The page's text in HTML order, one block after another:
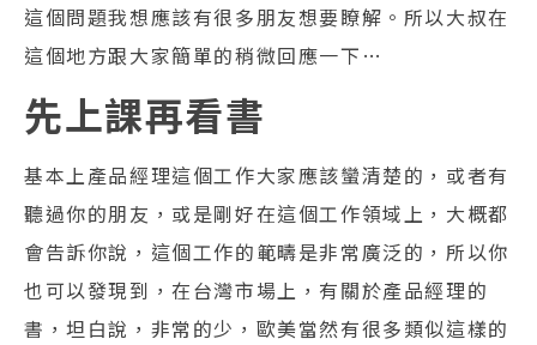
這個問題我想應該有很多朋友想要瞭解。‌‌所以大叔在
這個地方跟大家簡單的稍微回應一下…
先上課再看書
基本上產品經理這個工作大家應該蠻清楚的，或者有
聽過你的朋友，或是剛好在這個工作領域上，大概都
會告訴你說，這個工作‌‌的範疇是非常廣泛的，‌‌所以你
也可以發現到，在台灣市場上，‌‌有關於產品經理的
書，坦白說，非常的少，‌‌歐美當然有很多類似這樣的